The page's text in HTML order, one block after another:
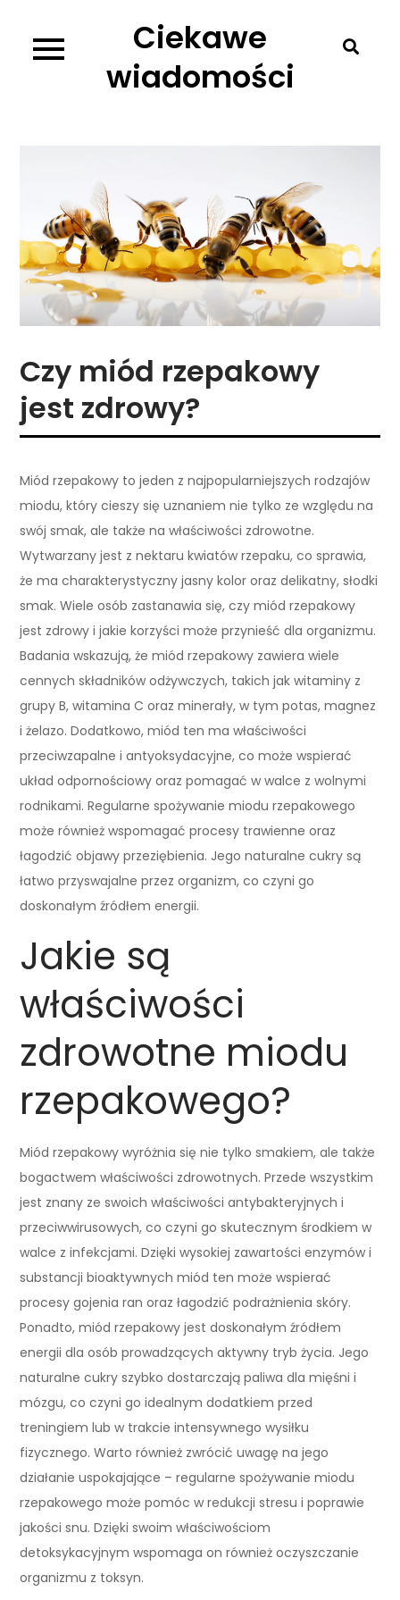
content
Ciekawe
wiadomości
Czy miód rzepakowy
jest zdrowy?
Miód rzepakowy to jeden z najpopularniejszych rodzajów
miodu, który cieszy się uznaniem nie tylko ze względu na
swój smak, ale także na właściwości zdrowotne.
Wytwarzany jest z nektaru kwiatów rzepaku, co sprawia,
że ma charakterystyczny jasny kolor oraz delikatny, słodki
smak. Wiele osób zastanawia się, czy miód rzepakowy
jest zdrowy i jakie korzyści może przynieść dla organizmu.
Badania wskazują, że miód rzepakowy zawiera wiele
cennych składników odżywczych, takich jak witaminy z
grupy B, witamina C oraz minerały, w tym potas, magnez
i żelazo. Dodatkowo, miód ten ma właściwości
przeciwzapalne i antyoksydacyjne, co może wspierać
układ odpornościowy oraz pomagać w walce z wolnymi
rodnikami. Regularne spożywanie miodu rzepakowego
może również wspomagać procesy trawienne oraz
łagodzić objawy przeziębienia. Jego naturalne cukry są
łatwo przyswajalne przez organizm, co czyni go
doskonałym źródłem energii.
Jakie są
właściwości
zdrowotne miodu
rzepakowego?
Miód rzepakowy wyróżnia się nie tylko smakiem, ale także
bogactwem właściwości zdrowotnych. Przede wszystkim
jest znany ze swoich właściwości antybakteryjnych i
przeciwwirusowych, co czyni go skutecznym środkiem w
walce z infekcjami. Dzięki wysokiej zawartości enzymów i
substancji bioaktywnych miód ten może wspierać
procesy gojenia ran oraz łagodzić podrażnienia skóry.
Ponadto, miód rzepakowy jest doskonałym źródłem
energii dla osób prowadzących aktywny tryb życia. Jego
naturalne cukry szybko dostarczają paliwa dla mięśni i
mózgu, co czyni go idealnym dodatkiem przed
treningiem lub w trakcie intensywnego wysiłku
fizycznego. Warto również zwrócić uwagę na jego
działanie uspokajające – regularne spożywanie miodu
rzepakowego może pomóc w redukcji stresu i poprawie
jakości snu. Dzięki swoim właściwościom
detoksykacyjnym wspomaga on również oczyszczanie
organizmu z toksyn.